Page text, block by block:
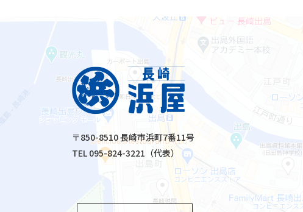
〒850-8510 長崎市浜町7番11号
TEL 095-824-3221（代表）